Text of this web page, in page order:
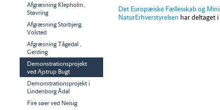
Afgræsning Klepholm,
Støvring
Afgræsning Storbjerg,
Volsted
Afgræsning Tågedal ,
Gerding
Demonstrationsprojekt
ved Ajstrup Bugt
Demonstrationsprojekt i
Lindenborg Ådal
Fire søer ved Neisig
Det Europæiske Fællesskab og
NaturErhverstyrelsen har deltaget